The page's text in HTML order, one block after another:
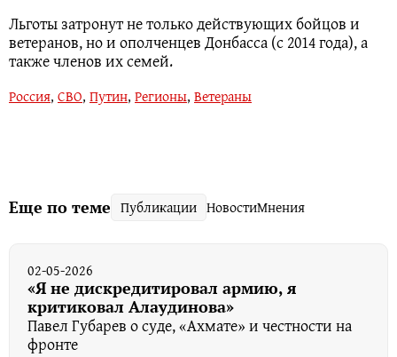
Льготы затронут не только действующих бойцов и
ветеранов, но и ополченцев Донбасса (с 2014 года), а
также членов их семей.
Россия, СВО, Путин, Регионы, Ветераны
Еще по теме Публикации НовостиМнения
02-05-2026
«Я не дискредитировал армию, я
критиковал Алаудинова»
Павел Губарев о суде, «Ахмате» и честности на
фронте